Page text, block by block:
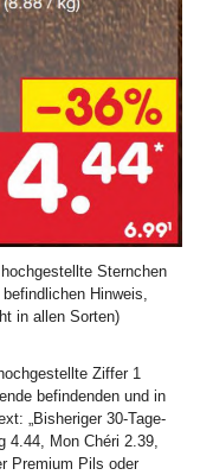
Sternchen
Hinweis,
in allen Sorten)
Ziffer 1
befindenden und in
„Bisheriger 30-Tage-
4.44, Mon Chéri 2.39,
Premium Pils oder